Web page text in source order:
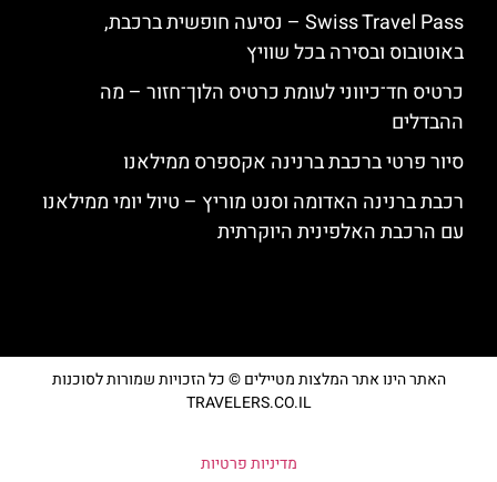
Swiss Travel Pass – נסיעה חופשית ברכבת,
באוטובוס ובסירה בכל שוויץ
כרטיס חד־כיווני לעומת כרטיס הלוך־חזור – מה
ההבדלים
סיור פרטי ברכבת ברנינה אקספרס ממילאנו
רכבת ברנינה האדומה וסנט מוריץ – טיול יומי ממילאנו
עם הרכבת האלפינית היוקרתית
האתר הינו אתר המלצות מטיילים © כל הזכויות שמורות לסוכנות
TRAVELERS.CO.IL
מדיניות פרטיות